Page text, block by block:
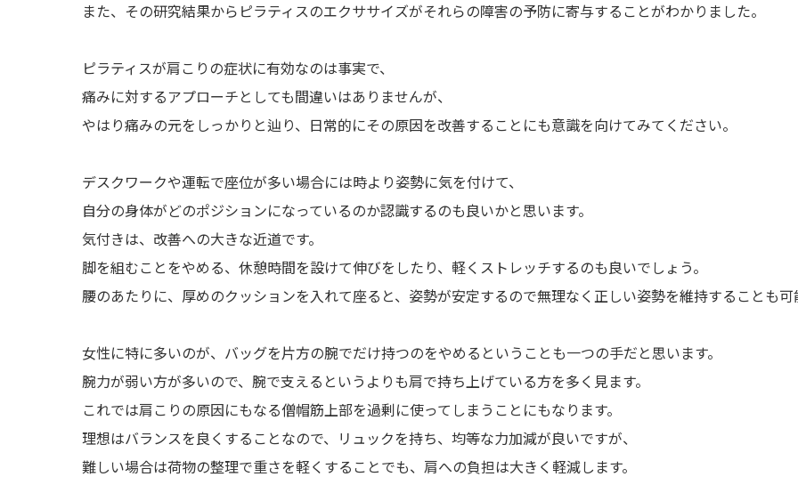
また、その研究結果からピラティスのエクササイズがそれらの障害の予防に寄与することがわかりました。
ピラティスが肩こりの症状に有効なのは事実で、
痛みに対するアプローチとしても間違いはありませんが、
やはり痛みの元をしっかりと辿り、日常的にその原因を改善することにも意識を向けてみてください。
デスクワークや運転で座位が多い場合には時より姿勢に気を付けて、
自分の身体がどのポジションになっているのか認識するのも良いかと思います。
気付きは、改善への大きな近道です。
脚を組むことをやめる、休憩時間を設けて伸びをしたり、軽くストレッチするのも良いでしょう。
腰のあたりに、厚めのクッションを入れて座ると、姿勢が安定するので無理なく正しい姿勢を維持することも可
女性に特に多いのが、バッグを片方の腕でだけ持つのをやめるということも一つの手だと思います。
腕力が弱い方が多いので、腕で支えるというよりも肩で持ち上げている方を多く見ます。
これでは肩こりの原因にもなる僧帽筋上部を過剰に使ってしまうことにもなります。
理想はバランスを良くすることなので、リュックを持ち、均等な力加減が良いですが、
難しい場合は荷物の整理で重さを軽くすることでも、肩への負担は大きく軽減します。